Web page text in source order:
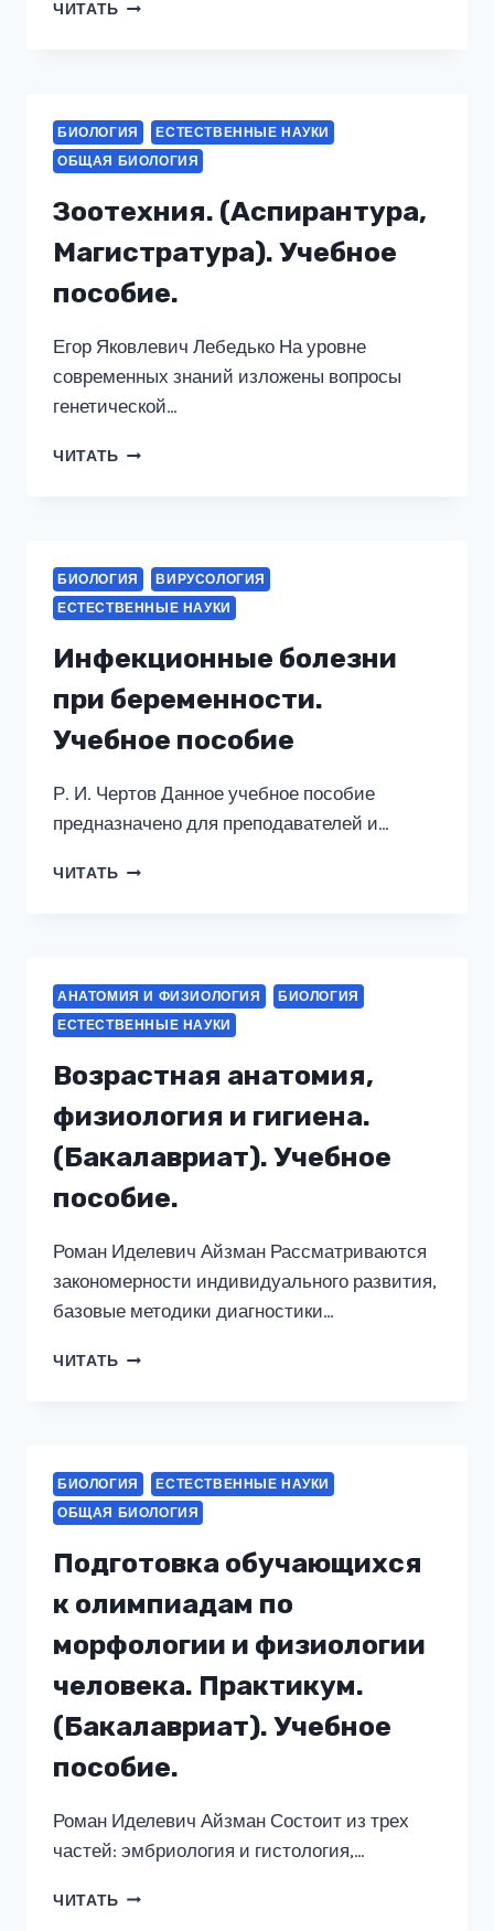
ЧИТАТЬ МИКРОБИОЛОГИЯ
ЕПРИЛОЖЕНИЕ.
(БАКАЛАВРИАТ,
СПЕЦИАЛИТЕТ).
БИОЛОГИЯ
ЕСТЕСТВЕННЫЕ НАУКИ
ОБЩАЯ БИОЛОГИЯ
Зоотехния. (Аспирантура,
Магистратура). Учебное
пособие.
Егор Яковлевич Лебедько На уровне
современных знаний изложены вопросы
генетической…
ЧИТАТЬ ЗООТЕХНИЯ.
БИОЛОГИЯ
ВИРУСОЛОГИЯ
ЕСТЕСТВЕННЫЕ НАУКИ
Инфекционные болезни
при беременности.
Учебное пособие
Р. И. Чертов Данное учебное пособие
предназначено для преподавателей и…
ЧИТАТЬ ИНФЕКЦИОННЫЕ
ПОСОБИЕ
АНАТОМИЯ И ФИЗИОЛОГИЯ
БИОЛОГИЯ
ЕСТЕСТВЕННЫЕ НАУКИ
Возрастная анатомия,
физиология и гигиена.
(Бакалавриат). Учебное
пособие.
Роман Иделевич Айзман Рассматриваются
закономерности индивидуального развития,
базовые методики диагностики…
ЧИТАТЬ ВОЗРАСТНАЯ
(БАКАЛАВРИАТ).
УЧЕБНОЕ
ПОСОБИЕ.
БИОЛОГИЯ
ЕСТЕСТВЕННЫЕ НАУКИ
ОБЩАЯ БИОЛОГИЯ
Подготовка обучающихся
к олимпиадам по
морфологии и физиологии
человека. Практикум.
(Бакалавриат). Учебное
пособие.
Роман Иделевич Айзман Состоит из трех
частей: эмбриология и гистология,…
ЧИТАТЬ ПОДГОТОВКА